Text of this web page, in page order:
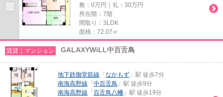
敷：0万円｜礼：30万円
所在階：7階
間取り：3LDK
面積：72.07㎡
賃貸｜マンション GALAXYWiLL中百舌鳥
地下鉄御堂筋線 「 なかもず 」駅 徒歩7分
南海高野線 「 中百舌鳥 」駅 徒歩9分
南海高野線 「 百舌鳥八幡 」駅 徒歩19分